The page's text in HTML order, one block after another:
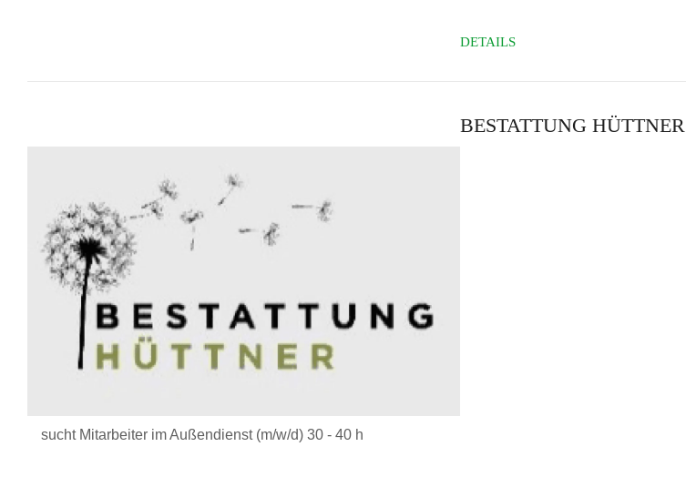
DETAILS
BESTATTUNG HÜTTNER
sucht Mitarbeiter im Außendienst (m/w/d) 30 - 40 h